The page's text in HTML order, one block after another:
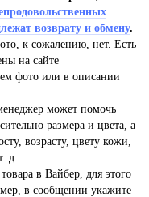
возврату и обмену.
к сожалению, нет. Есть
на сайте
фото или в описании
может помочь
размера и цвета, а
возрасту, цвету кожи,
д.
в Вайбер, для этого
в сообщении укажите